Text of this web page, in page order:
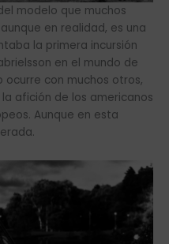
modelo que muchos
en realidad, es una
la primera incursión
en el mundo de
ocurre con muchos otros,
afición de los americanos
Aunque en esta